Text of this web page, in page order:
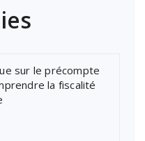
sur le précompte
la fiscalité